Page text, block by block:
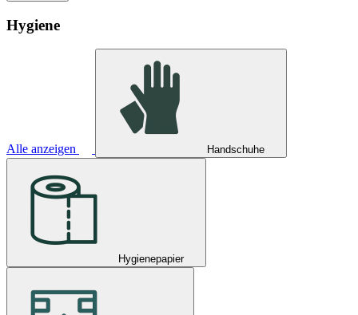
Hygiene
Alle anzeigen Handschuhe
Hygienepapier